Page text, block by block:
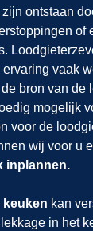
ontstaan
of
vaak
bron van de
mogelijk
voor de
wij voor u
inplannen.
keuken kan
in het